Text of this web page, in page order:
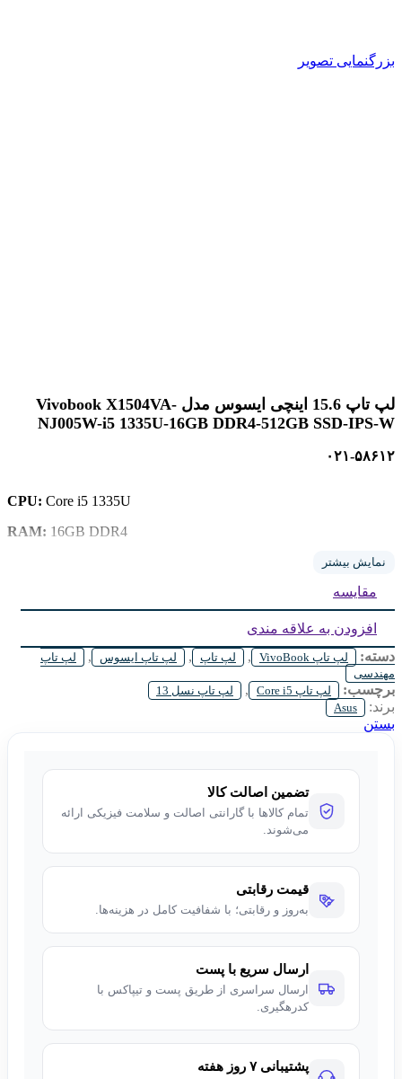
بزرگنمایی تصویر
لپ تاپ 15.6 اینچی ایسوس مدل Vivobook X1504VA-
NJ005W-i5 1335U-16GB DDR4-512GB SSD-IPS-W
۰۲۱-۵۸۶۱۲
CPU: Core i5 1335U
RAM: 16GB DDR4
نمایش بیشتر
مقایسه
افزودن به علاقه مندی
دسته:
لپ تاپ VivoBook , لپ تاپ , لپ تاپ ایسوس ,
لپ تاپ
مهندسی
برچسب: لپ تاپ Core i5 , لپ تاپ نسل 13
برند: Asus
بستن
تضمین اصالت کالا
تمام کالاها با گارانتی اصالت و سلامت فیزیکی ارائه
می‌شوند.
قیمت رقابتی
به‌روز و رقابتی؛ با شفافیت کامل در هزینه‌ها.
ارسال سریع با پست
ارسال سراسری از طریق پست و تیپاکس با
کدرهگیری.
پشتیبانی ۷ روز هفته